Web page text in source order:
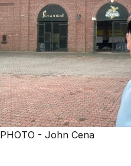
PHOTO - John Cena